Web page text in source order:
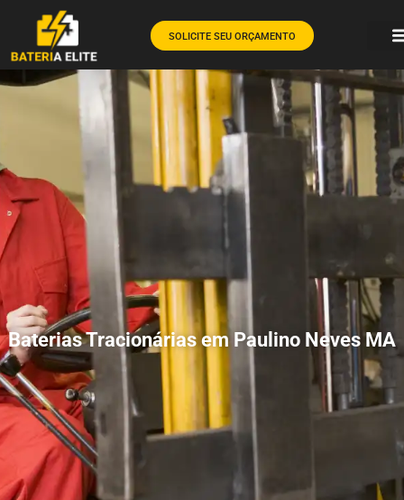
SOLICITE SEU ORÇAMENTO
Baterias Tracionárias em Paulino Neves MA